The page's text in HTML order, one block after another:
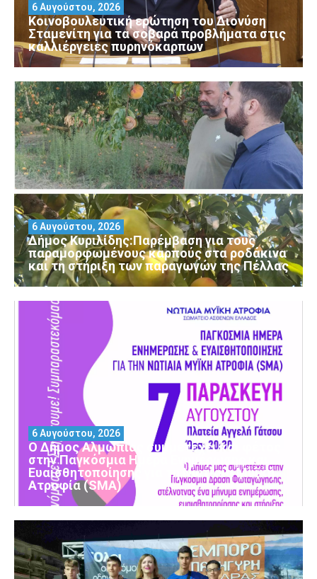
Κοινοβουλευτική ερώτηση του Διονύση
Σταμενίτη για τα σοβαρά προβλήματα στις
καλλιέργειες πυρηνόκαρπων
6 Αυγούστου, 2026
Δήμος Κυριλίδης:Παρέμβαση για τους
παραμορφωμένους καρπούς στα ροδάκινα
και τη στήριξη των παραγωγών της Πέλλας
6 Αυγούστου, 2026
Ο Δήμος Αλμωπίας συμμετέχει και φέτος
στην Παγκόσμια Ημέρα Ενημέρωσης και
Ευαισθητοποίησης για τη Νωτιαία Μυϊκή
Ατροφία (SMA)
6 Αυγούστου, 2026